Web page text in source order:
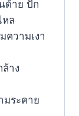
ด้าย ปัก
หล
ความเงา
าง
มระคาย